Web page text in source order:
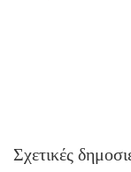
Σχετικές